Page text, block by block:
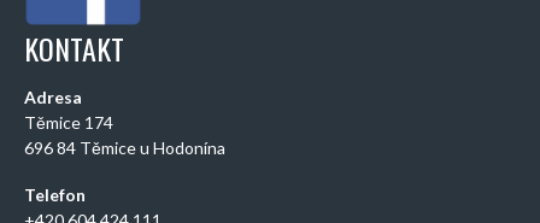
KONTAKT
Adresa
Těmice 174
696 84 Těmice u Hodonína
Telefon